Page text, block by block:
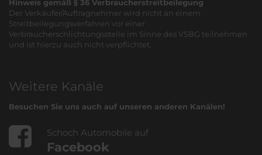
Hinweis gemäß § 36 Verbraucherstreitbeilegung
Der Verkäufer/Auftragnehmer wird nicht an einem
Streitbeilegungsverfahren vor einer
Verbraucherschlichtungsstelle im Sinne des VSBG teilnehmen
und ist hierzu auch nicht verpflichtet.
Weitere Kanäle
Besuchen Sie uns auch auf unseren anderen Kanälen!
Schoch Automobile auf
Facebook